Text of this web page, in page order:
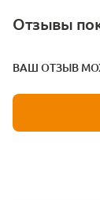
Отзывы
ВАШ ОТЗЫВ